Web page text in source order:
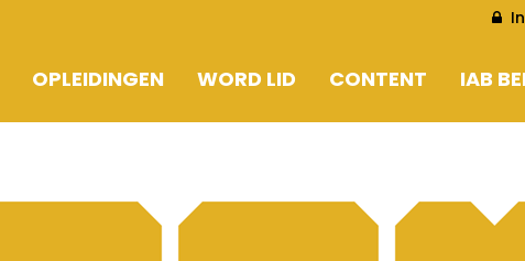
OPLEIDINGEN WORD LID CONTENT
PERSBERICHTEN
IAB